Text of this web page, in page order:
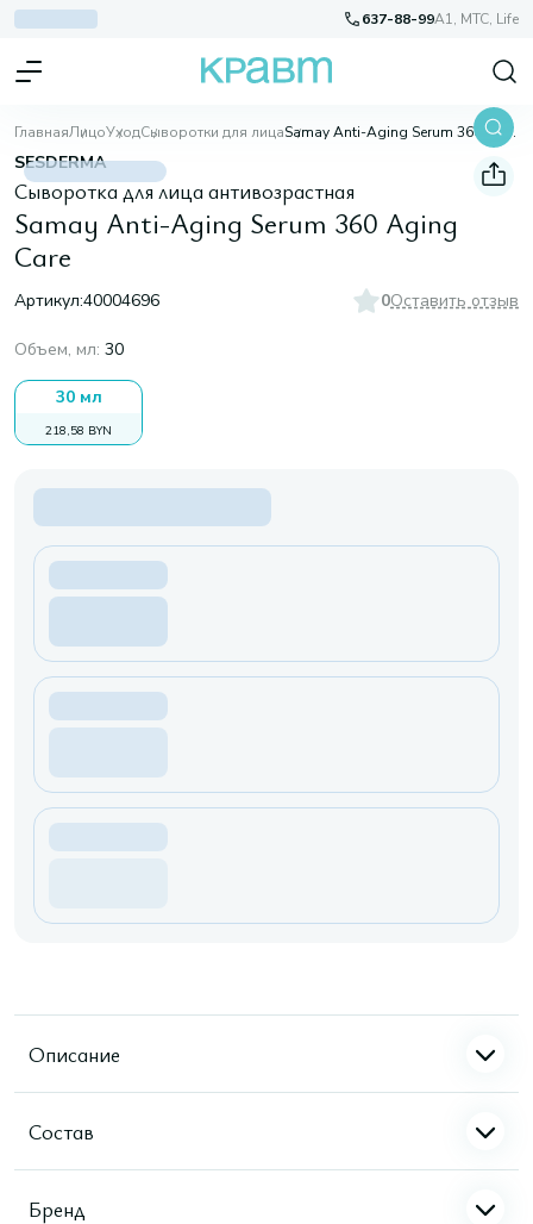
637-88-99A1, МТС, Life
ГлавнаяЛицоУходСыворотки для лица Samay Anti-Aging Serum 360 Aging Care
SESDERMA
Сыворотка для лица антивозрастная
Samay Anti-Aging Serum 360 Aging
Care
Артикул:40004696 0Оставить отзыв
Объем, мл: 30
30 мл
218,58 BYN
Описание
Состав
Бренд